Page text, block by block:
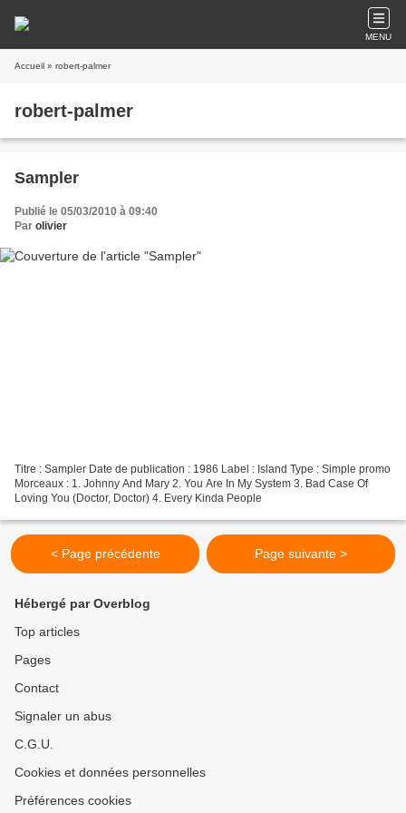
MENU
Accueil » robert-palmer
robert-palmer
Sampler
Publié le 05/03/2010 à 09:40
Par olivier
Titre : Sampler Date de publication : 1986 Label : Island Type : Simple promo
Morceaux : 1. Johnny And Mary 2. You Are In My System 3. Bad Case Of
Loving You (Doctor, Doctor) 4. Every Kinda People
< Page précédente Page suivante >
Hébergé par Overblog
Top articles
Pages
Contact
Signaler un abus
C.G.U.
Cookies et données personnelles
Préférences cookies